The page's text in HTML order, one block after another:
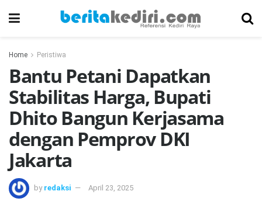
Home Peristiwa
Bantu Petani Dapatkan
Stabilitas Harga, Bupati
Dhito Bangun Kerjasama
dengan Pemprov DKI
Jakarta
by redaksi April 23, 2025